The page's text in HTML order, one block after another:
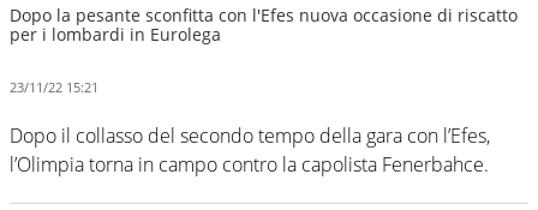
Dopo la pesante sconfitta con l'Efes nuova occasione di riscatto
per i lombardi in Eurolega
23/11/22 15:21
Dopo il collasso del secondo tempo della gara con l’Efes,
l’Olimpia torna in campo contro la capolista Fenerbahce.